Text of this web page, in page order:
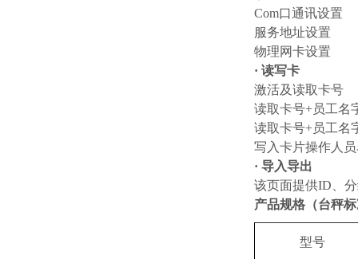
Com口通讯设置
服务地址设置
物理网卡设置
· 读写卡
激活及读取卡号
读取卡号+员工名
读取卡号+员工名
写入卡片操作人
· 导入导出
该页面提供ID、
产品规格 （台秤
型号